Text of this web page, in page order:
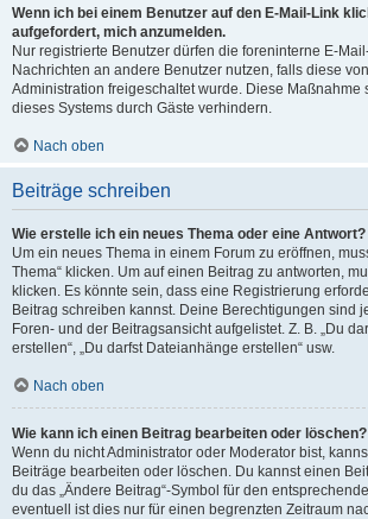
Wenn ich bei einem Benutzer auf den E-Mail-Link
aufgefordert, mich anzumelden.
Nur registrierte Benutzer dürfen die foreninterne E-
Nachrichten an andere Benutzer nutzen, falls diese
Administration freigeschaltet wurde. Diese Maßnahme
dieses Systems durch Gäste verhindern.
Nach oben
Beiträge schreiben
Wie erstelle ich ein neues Thema oder eine Antwort?
Um ein neues Thema in einem Forum zu eröffnen,
Thema“ klicken. Um auf einen Beitrag zu antworten,
klicken. Es könnte sein, dass eine Registrierung
Beitrag schreiben kannst. Deine Berechtigungen sind
Foren- und der Beitragsansicht aufgelistet. Z. B. „Du
erstellen“, „Du darfst Dateianhänge erstellen“ usw.
Nach oben
Wie kann ich einen Beitrag bearbeiten oder löschen?
Wenn du nicht Administrator oder Moderator bist,
Beiträge bearbeiten oder löschen. Du kannst einen
du das „Ändere Beitrag“-Symbol für den
eventuell ist dies nur für einen begrenzten Zeitraum